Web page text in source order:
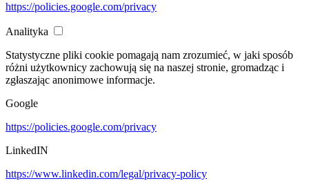
https://policies.google.com/privacy
Analityka
Statystyczne pliki cookie pomagają nam zrozumieć, w jaki sposób
różni użytkownicy zachowują się na naszej stronie, gromadząc i
zgłaszając anonimowe informacje.
Google
https://policies.google.com/privacy
LinkedIN
https://www.linkedin.com/legal/privacy-policy